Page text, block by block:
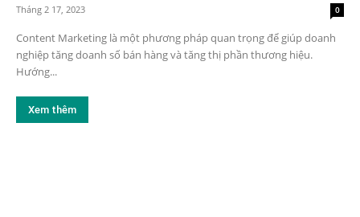
Tháng 2 17, 2023 0
Content Marketing là một phương pháp quan trọng để giúp doanh
nghiệp tăng doanh số bán hàng và tăng thị phần thương hiệu.
Hướng...
Xem thêm